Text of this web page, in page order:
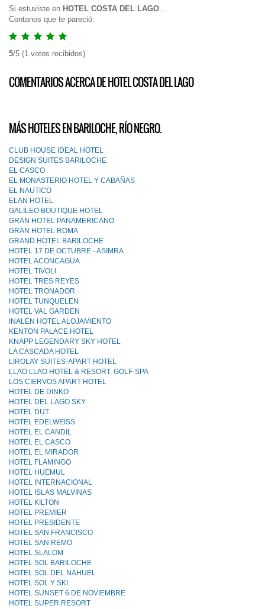
Si estuviste en HOTEL COSTA DEL LAGO...
Contanos que te pareció:
5/5 (1 votos recibidos)
COMENTARIOS ACERCA DE HOTEL COSTA DEL LAGO
MÁS HOTELES EN BARILOCHE, RÍO NEGRO.
CLUB HOUSE IDEAL HOTEL
DESIGN SUITES BARILOCHE
EL CASCO
EL MONASTERIO HOTEL Y CABAÑAS
EL NAUTICO
ELAN HOTEL
GALILEO BOUTIQUE HOTEL
GRAN HOTEL PANAMERICANO
GRAN HOTEL ROMA
GRAND HOTEL BARILOCHE
HOTEL 17 DE OCTUBRE - ASIMRA
HOTEL ACONCAGUA
HOTEL TIVOLl
HOTEL TRES REYES
HOTEL TRONADOR
HOTEL TUNQUELEN
HOTEL VAL GARDEN
INALEN HOTEL ALOJAMIENTO
KENTON PALACE HOTEL
KNAPP LEGENDARY SKY HOTEL
LA CASCADA HOTEL
LIROLAY SUITES-APART HOTEL
LLAO LLAO HOTEL & RESORT, GOLF-SPA
LOS CIERVOS APART HOTEL
HOTEL DE DINKO
HOTEL DEL LAGO SKY
HOTEL DUT
HOTEL EDELWEISS
HOTEL EL CANDIL
HOTEL EL CASCO
HOTEL EL MIRADOR
HOTEL FLAMINGO
HOTEL HUEMUL
HOTEL INTERNACIONAL
HOTEL ISLAS MALVINAS
HOTEL KILTON
HOTEL PREMIER
HOTEL PRESIDENTE
HOTEL SAN FRANCISCO
HOTEL SAN REMO
HOTEL SLALOM
HOTEL SOL BARILOCHE
HOTEL SOL DEL NAHUEL
HOTEL SOL Y SKI
HOTEL SUNSET 6 DE NOVIEMBRE
HOTEL SUPER RESORT